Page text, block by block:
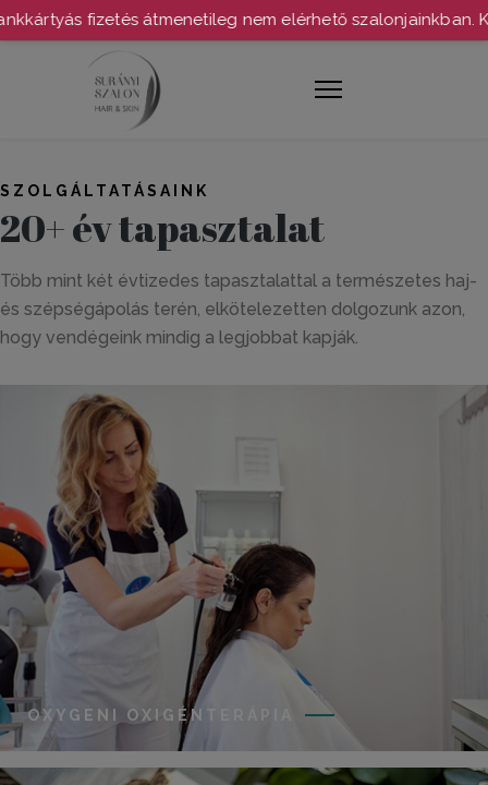
fizetés átmenetileg nem elérhető szalonjainkban.
SZOLGÁLTATÁSAINK
20+ év tapasztalat
Több mint két évtizedes tapasztalattal a természetes haj-
és szépségápolás terén, elkötelezetten dolgozunk azon,
hogy vendégeink mindig a legjobbat kapják.
OXYGENI OXIGÉNTERÁPIA